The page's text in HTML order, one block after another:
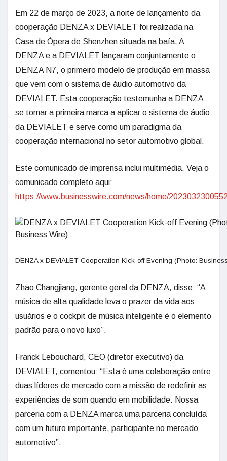
Em 22 de março de 2023, a noite de lançamento da
cooperação DENZA x DEVIALET foi realizada na
Casa de Ópera de Shenzhen situada na baía. A
DENZA e a DEVIALET lançaram conjuntamente o
DENZA N7, o primeiro modelo de produção em massa
que vem com o sistema de áudio automotivo da
DEVIALET. Esta cooperação testemunha a DENZA
se tornar a primeira marca a aplicar o sistema de áudio
da DEVIALET e serve como um paradigma da
cooperação internacional no setor automotivo global.
Este comunicado de imprensa inclui multimédia. Veja o
comunicado completo aqui:
https://www.businesswire.com/news/home/
DENZA x DEVIALET Cooperation Kick-off Evening (Photo:
Zhao Changjiang, gerente geral da DENZA, disse: “A
música de alta qualidade leva o prazer da vida aos
usuários e o cockpit de música inteligente é o elemento
padrão para o novo luxo”.
Franck Lebouchard, CEO (diretor executivo) da
DEVIALET, comentou: “Esta é uma colaboração entre
duas líderes de mercado com a missão de redefinir as
experiências de som quando em mobilidade. Nossa
parceria com a DENZA marca uma parceria concluída
com um futuro importante, participante no mercado
automotivo”.